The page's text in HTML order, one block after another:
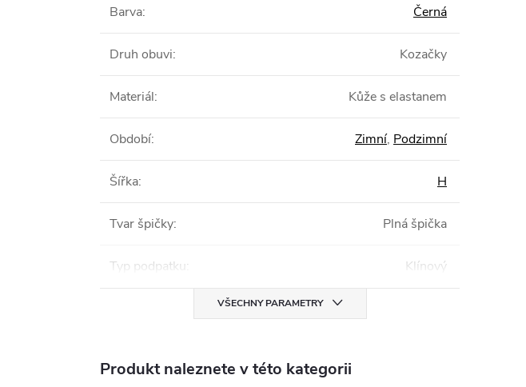
Barva: Černá
Druh obuvi: Kozačky
Materiál: Kůže s elastanem
Období: Zimní, Podzimní
Šířka: H
Tvar špičky: Plná špička
Typ podpatku : Klínový
VŠECHNY PARAMETRY
Produkt naleznete v této kategorii